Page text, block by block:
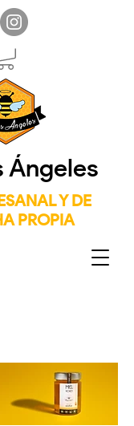
Ángeles
Y DE
PROPIA